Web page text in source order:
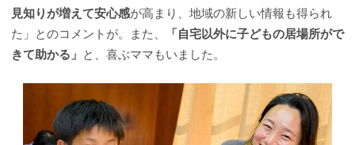
見知りが増えて安心感が高まり、地域の新しい情報も得られ
た」とのコメントが。また、
「自宅以外に子どもの居場所がで
きて助かる」 と、喜ぶママもいました。